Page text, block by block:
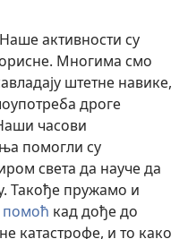
Наше активности су
Многима смо
штетне навике,
дроге
часови
помогли су
света да науче да
Такође пружамо и
помоћ кад дође до
катастрофе, и то како